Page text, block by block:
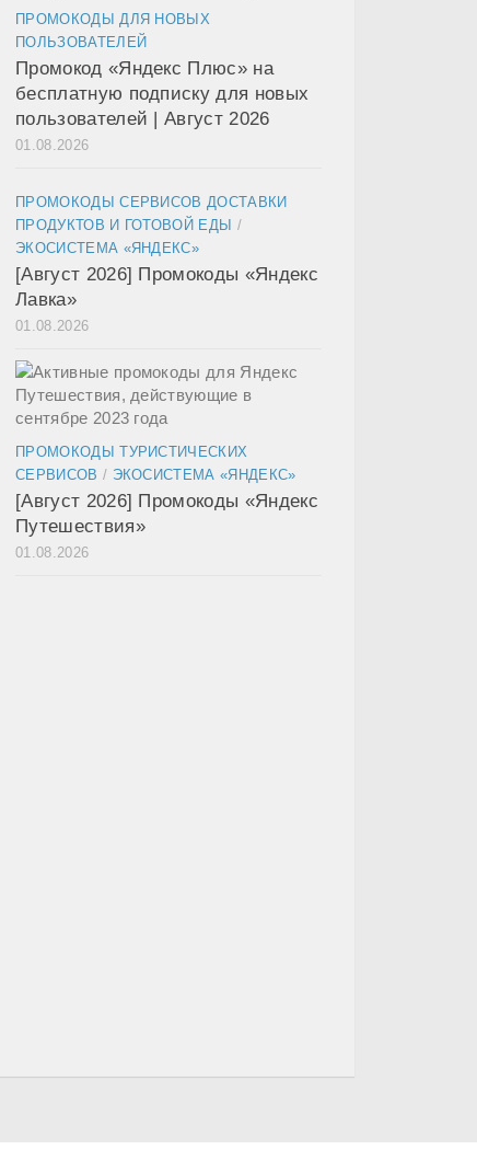
ПРОМОКОДЫ ДЛЯ НОВЫХ
ПОЛЬЗОВАТЕЛЕЙ
Промокод «Яндекс Плюс» на
бесплатную подписку для новых
пользователей | Август 2026
01.08.2026
ПРОМОКОДЫ СЕРВИСОВ ДОСТАВКИ
ПРОДУКТОВ И ГОТОВОЙ ЕДЫ /
ЭКОСИСТЕМА «ЯНДЕКС»
[Август 2026] Промокоды «Яндекс
Лавка»
01.08.2026
ПРОМОКОДЫ ТУРИСТИЧЕСКИХ
СЕРВИСОВ / ЭКОСИСТЕМА «ЯНДЕКС»
[Август 2026] Промокоды «Яндекс
Путешествия»
01.08.2026